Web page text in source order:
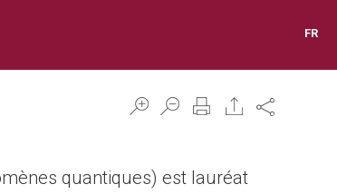
FR
Share
quantiques) est lauréat